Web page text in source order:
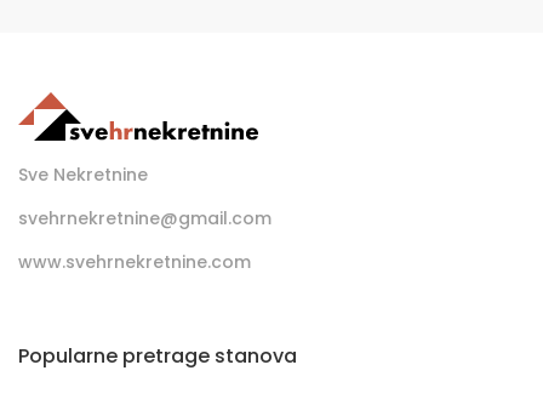
Sve Nekretnine
svehrnekretnine@gmail.com
www.svehrnekretnine.com
Popularne pretrage stanova